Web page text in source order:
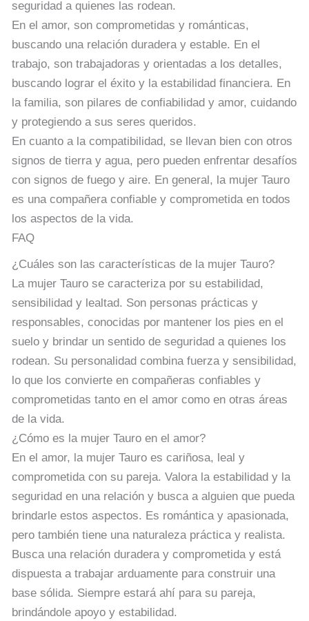
seguridad a quienes las rodean.
En el amor, son comprometidas y románticas,
buscando una relación duradera y estable. En el
trabajo, son trabajadoras y orientadas a los detalles,
buscando lograr el éxito y la estabilidad financiera. En
la familia, son pilares de confiabilidad y amor, cuidando
y protegiendo a sus seres queridos.
En cuanto a la compatibilidad, se llevan bien con otros
signos de tierra y agua, pero pueden enfrentar desafíos
con signos de fuego y aire. En general, la mujer Tauro
es una compañera confiable y comprometida en todos
los aspectos de la vida.
FAQ
¿Cuáles son las características de la mujer Tauro?
La mujer Tauro se caracteriza por su estabilidad,
sensibilidad y lealtad. Son personas prácticas y
responsables, conocidas por mantener los pies en el
suelo y brindar un sentido de seguridad a quienes los
rodean. Su personalidad combina fuerza y sensibilidad,
lo que los convierte en compañeras confiables y
comprometidas tanto en el amor como en otras áreas
de la vida.
¿Cómo es la mujer Tauro en el amor?
En el amor, la mujer Tauro es cariñosa, leal y
comprometida con su pareja. Valora la estabilidad y la
seguridad en una relación y busca a alguien que pueda
brindarle estos aspectos. Es romántica y apasionada,
pero también tiene una naturaleza práctica y realista.
Busca una relación duradera y comprometida y está
dispuesta a trabajar arduamente para construir una
base sólida. Siempre estará ahí para su pareja,
brindándole apoyo y estabilidad.